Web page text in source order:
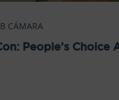
CÁMARA
People’s Choice